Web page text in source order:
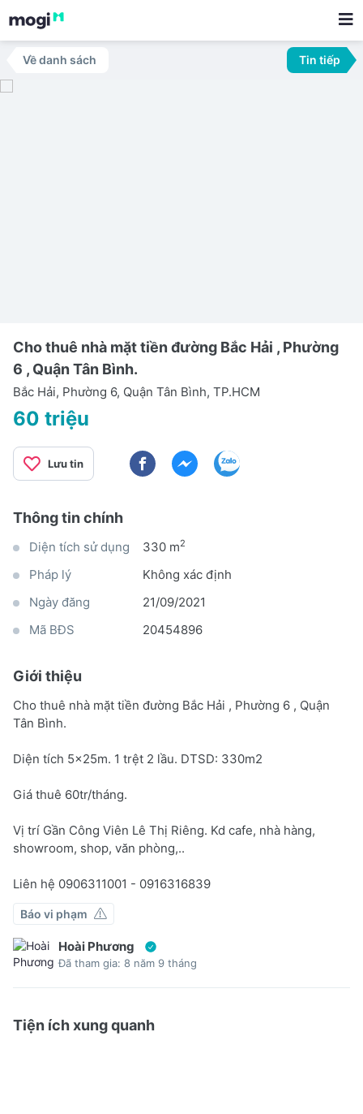
Về danh sách Tin tiếp
Cho thuê nhà mặt tiền đường Bắc Hải , Phường
6 , Quận Tân Bình.
Bắc Hải, Phường 6, Quận Tân Bình, TP.HCM
60 triệu
Lưu tin
Thông tin chính
Diện tích sử dụng 330 m2
Pháp lý
Không xác định
Ngày đăng
21/09/2021
Mã BĐS
20454896
Giới thiệu
Cho thuê nhà mặt tiền đường Bắc Hải , Phường 6 , Quận
Tân Bình.
Diện tích 5x25m. 1 trệt 2 lầu. DTSD: 330m2
Giá thuê 60tr/tháng.
Vị trí Gần Công Viên Lê Thị Riêng. Kd cafe, nhà hàng,
showroom, shop, văn phòng,..
Liên hệ 0906311001 - 0916316839
Báo vi phạm
Hoài Phương
Đã tham gia: 8 năm 9 tháng
Tiện ích xung quanh